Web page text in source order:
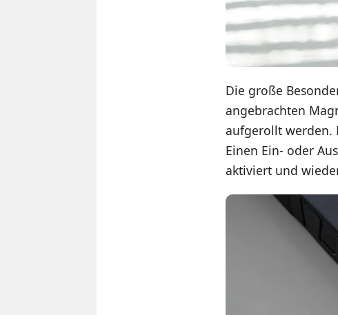
Die große
angebrachten
aufgerollt werden.
Einen Ein- oder
aktiviert und